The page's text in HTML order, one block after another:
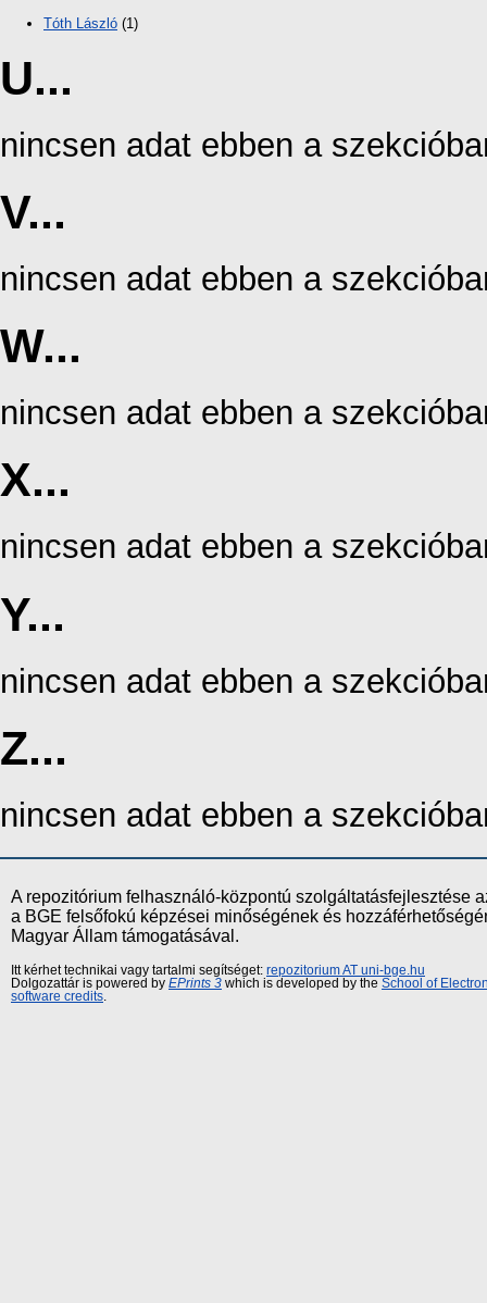
Tóth László (1)
U...
nincsen adat ebben a
V...
nincsen adat ebben a
W...
nincsen adat ebben a
X...
nincsen adat ebben a
Y...
nincsen adat ebben a
Z...
nincsen adat ebben a
A repozitórium felhasználó-központú szolgáltatásfejlesztése
a BGE felsőfokú képzései minőségének és
Magyar Állam támogatásával.
Itt kérhet technikai vagy tartalmi segítséget: repozitorium AT uni-bge.hu
Dolgozattár is powered by EPrints 3 which is developed by the School of
software credits